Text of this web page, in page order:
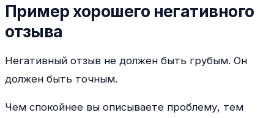
Пример хорошего негативного
отзыва
Негативный отзыв не должен быть грубым. Он
должен быть точным.
Чем спокойнее вы описываете проблему, тем